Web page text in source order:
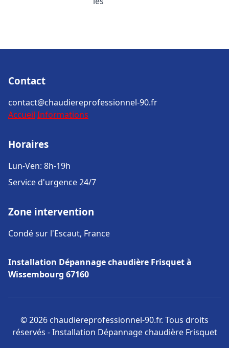
Contact
contact@chaudiereprofessionnel-90.fr
Accueil Informations
Horaires
Lun-Ven: 8h-19h
Service d'urgence 24/7
Zone intervention
Condé sur l'Escaut, France
Installation Dépannage chaudière Frisquet à
Wissembourg 67160
© 2026 chaudiereprofessionnel-90.fr. Tous droits
réservés - Installation Dépannage chaudière Frisquet